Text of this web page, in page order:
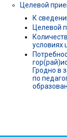
Целевой
К
Целевой
условиях
Гродно в
по